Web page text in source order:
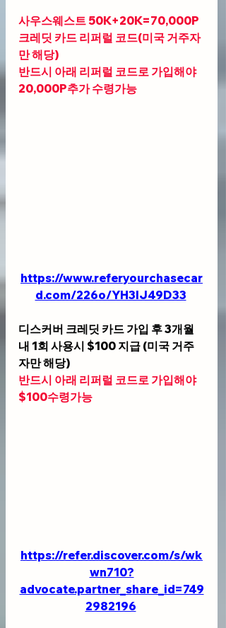
사우스웨스트 50K+20K=70,000P
크레딧 카드 리퍼럴 코드(미국 거주자
만 해당)
반드시 아래 리퍼럴 코드로 가입해야
20,000P추가 수령가능
https://www.referyourchasecar
d.com/226o/YH3IJ49D33
디스커버 크레딧 카드 가입 후 3개월
내 1회 사용시 $100 지급 (미국 거주
자만 해당)
반드시 아래 리퍼럴 코드로 가입해야
$100수령가능
https://refer.discover.com/s/wk
wn710?
advocate.partner_share_id=749
2982196